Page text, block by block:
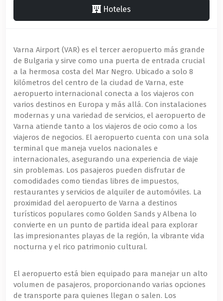
Hoteles
Varna Airport (VAR) es el tercer aeropuerto más grande
de Bulgaria y sirve como una puerta de entrada crucial
a la hermosa costa del Mar Negro. Ubicado a solo 8
kilómetros del centro de la ciudad de Varna, este
aeropuerto internacional conecta a los viajeros con
varios destinos en Europa y más allá. Con instalaciones
modernas y una variedad de servicios, el aeropuerto de
Varna atiende tanto a los viajeros de ocio como a los
viajeros de negocios. El aeropuerto cuenta con una sola
terminal que maneja vuelos nacionales e
internacionales, asegurando una experiencia de viaje
sin problemas. Los pasajeros pueden disfrutar de
comodidades como tiendas libres de impuestos,
restaurantes y servicios de alquiler de automóviles. La
proximidad del aeropuerto de Varna a destinos
turísticos populares como Golden Sands y Albena lo
convierte en un punto de partida ideal para explorar
las impresionantes playas de la región, la vibrante vida
nocturna y el rico patrimonio cultural.
El aeropuerto está bien equipado para manejar un alto
volumen de pasajeros, proporcionando varias opciones
de transporte para quienes llegan o salen. Los